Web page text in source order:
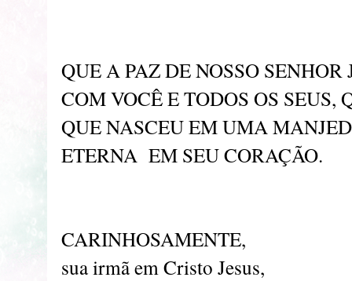
QUE A PAZ DE NOSSO SENHOR
COM VOCÊ E TODOS OS SEUS,
QUE NASCEU EM UMA
ETERNA EM SEU CORAÇÃO.
CARINHOSAMENTE,
sua irmã em Cristo Jesus,